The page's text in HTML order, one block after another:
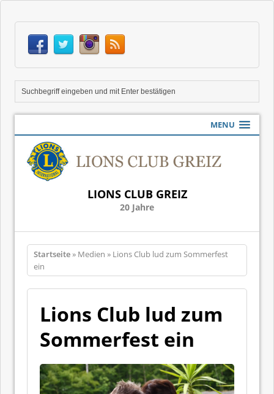
MENU
LIONS CLUB GREIZ
20 Jahre
Startseite» Medien » Lions Club lud zum Sommerfest
ein
Lions Club lud zum
Sommerfest ein